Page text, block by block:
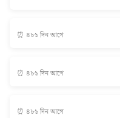
⏰ ৪৮১ দিন আগে
⏰ ৪৮১ দিন আগে
⏰ ৪৮১ দিন আগে